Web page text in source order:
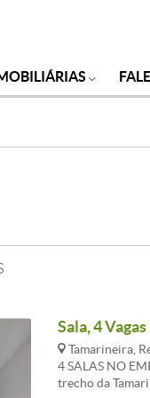
Sala, 4 Vagas
Tamarineira,
4 SALAS NO
trecho da